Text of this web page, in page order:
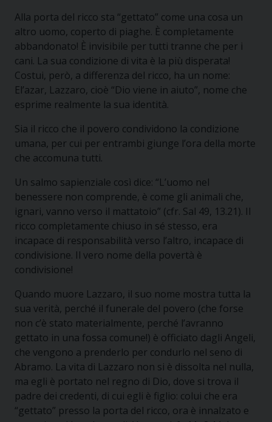
Alla porta del ricco sta “gettato” come una cosa un
altro uomo, coperto di piaghe. È completamente
abbandonato! È invisibile per tutti tranne che per i
cani. La sua condizione di vita è la più disperata!
Costui, però, a differenza del ricco, ha un nome:
El’azar, Lazzaro, cioè “Dio viene in aiuto”, nome che
esprime realmente la sua identità.
Sia il ricco che il povero condividono la condizione
umana, per cui per entrambi giunge l’ora della morte
che accomuna tutti.
Un salmo sapienziale così dice: “L’uomo nel
benessere non comprende, è come gli animali che,
ignari, vanno verso il mattatoio” (cfr. Sal 49, 13.21). Il
ricco completamente chiuso in sé stesso, era
incapace di responsabilità verso l’altro, incapace di
condivisione. Il vero nome della povertà è
condivisione!
Quando muore Lazzaro, il suo nome mostra tutta la
sua verità, perché il funerale del povero (che forse
non c’è stato materialmente, perché l’avranno
gettato in una fossa comune!) è officiato dagli Angeli,
che vengono a prenderlo per condurlo nel seno di
Abramo. La vita di Lazzaro non si è dissolta nel nulla,
ma egli è portato nel regno di Dio, dove si trova il
padre dei credenti, di cui egli è figlio: colui che era
“gettato” presso la porta del ricco, ora è innalzato e